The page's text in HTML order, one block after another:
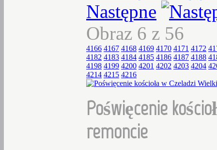
Następne
Obraz 6 z 56
4166 4167 4168 4169 4170 4171 4172
4182 4183 4184 4185 4186 4187 4188
4198 4199 4200 4201 4202 4203 4204
4214 4215 4216
Poświęcenie
remoncie